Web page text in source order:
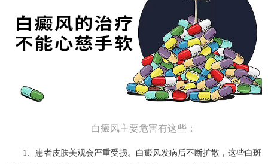
白癜风主要危害有这些：
1、患者皮肤美观会严重受损。白癜风发病后不断扩散，这些白斑